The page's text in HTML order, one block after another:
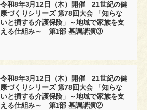
令和8年3月12日（木）開催 21世紀の健
康づくりシリーズ 第78回大会 「知らな
いと損する介護保険」～地域で家族を支
える仕組み～ 第1部 基調講演③
令和8年3月12日（木）開催 21世紀の健
康づくりシリーズ 第78回大会 「知らな
いと損する介護保険」～地域で家族を支
える仕組み～ 第1部 基調講演②